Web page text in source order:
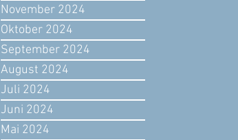
November 2024
Oktober 2024
September 2024
August 2024
Juli 2024
Juni 2024
Mai 2024